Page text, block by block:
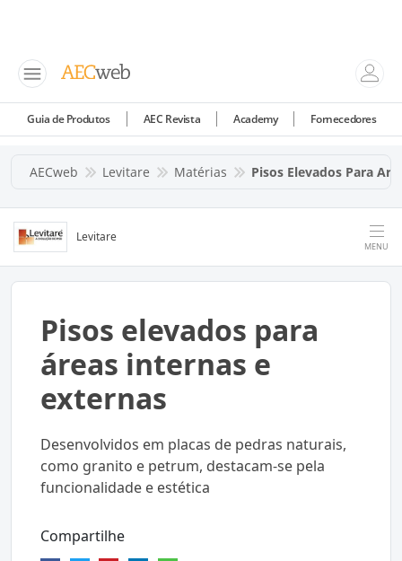
Guia de Produtos AEC Revista Academy Fornecedores
AECweb Levitare Matérias Pisos Elevados Para
Levitare
MENU
Pisos elevados para
áreas internas e
externas
Desenvolvidos em placas de pedras naturais,
como granito e petrum, destacam-se pela
funcionalidade e estética
Compartilhe